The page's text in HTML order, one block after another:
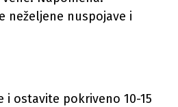
neželjene nuspojave i
ostavite pokriveno 10-15